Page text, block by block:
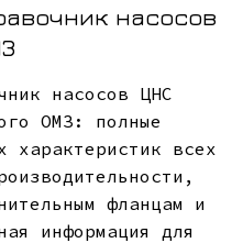
насосов
насосов ЦНС
ОМЗ: полные
характеристик всех
фланцам и
информация для